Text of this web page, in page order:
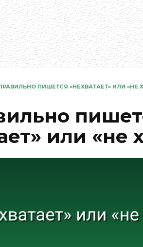
ПИШЕТСЯ «НЕХВАТАЕТ» ИЛИ «НЕ
или «не